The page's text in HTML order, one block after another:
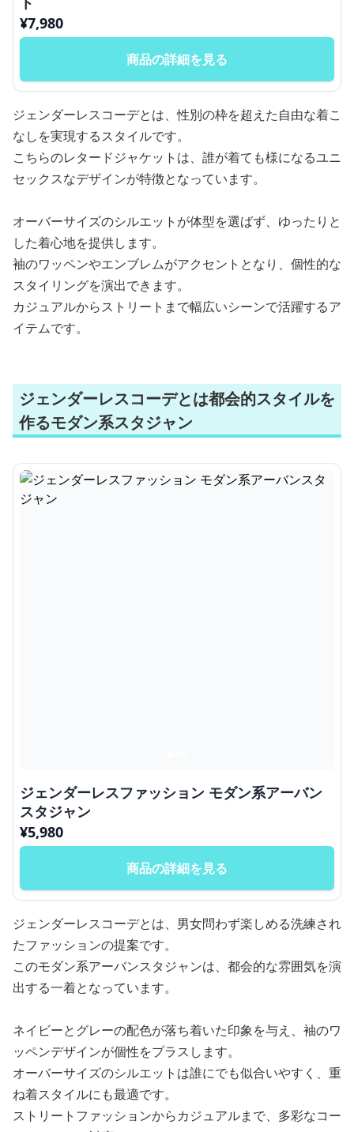
¥7,980
商品の詳細を見る
ジェンダーレスコーデとは、性別の枠を超えた自由な着こ
なしを実現するスタイルです。
こちらのレタードジャケットは、誰が着ても様になるユニ
セックスなデザインが特徴となっています。
オーバーサイズのシルエットが体型を選ばず、ゆったりと
した着心地を提供します。
袖のワッペンやエンブレムがアクセントとなり、個性的な
スタイリングを演出できます。
カジュアルからストリートまで幅広いシーンで活躍するア
イテムです。
ジェンダーレスコーデとは都会的スタイルを
作るモダン系スタジャン
ジェンダーレスファッション モダン系アーバン
スタジャン
¥5,980
商品の詳細を見る
ジェンダーレスコーデとは、男女問わず楽しめる洗練され
たファッションの提案です。
このモダン系アーバンスタジャンは、都会的な雰囲気を演
出する一着となっています。
ネイビーとグレーの配色が落ち着いた印象を与え、袖のワ
ッペンデザインが個性をプラスします。
オーバーサイズのシルエットは誰にでも似合いやすく、重
ね着スタイルにも最適です。
ストリートファッションからカジュアルまで、多彩なコー